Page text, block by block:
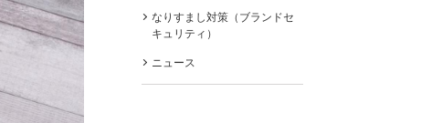
なりすまし対策（ブランドセ
キュリティ）
ニュース